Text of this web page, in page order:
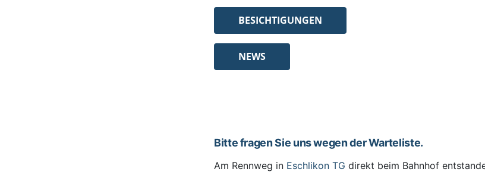
BESICHTIGUNGEN
NEWS
Bitte fragen Sie uns wegen der Warteliste.
Am Rennweg in Eschlikon TG direkt beim Bahnhof